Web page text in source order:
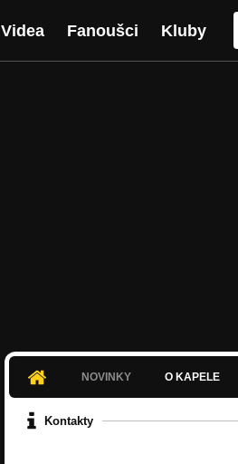
Videa Fanoušci Kluby
NOVINKY O KAPELE
Kontakty